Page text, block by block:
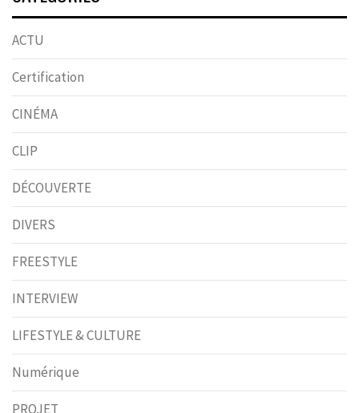
ACTU
Certification
CINÉMA
CLIP
DÉCOUVERTE
DIVERS
FREESTYLE
INTERVIEW
LIFESTYLE & CULTURE
Numérique
PROJET